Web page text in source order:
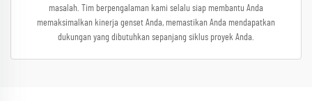
masalah. Tim berpengalaman kami selalu siap membantu Anda
memaksimalkan kinerja genset Anda, memastikan Anda mendapatkan
dukungan yang dibutuhkan sepanjang siklus proyek Anda.